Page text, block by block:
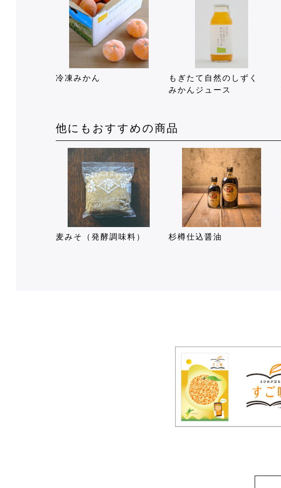
冷凍みかん
もぎたて自然のしずく
みかんジュース
他にもおすすめの商品
麦みそ（発酵調味料） 杉樽仕込醤油